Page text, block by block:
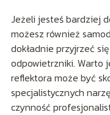
Jeżeli jesteś bardziej
możesz również
dokładnie przyjrzeć
odpowietrzniki. Warto
reflektora może być
specjalistycznych
czynność